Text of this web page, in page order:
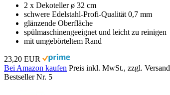
2 x Dekoteller ø 32 cm
schwere Edelstahl-Profi-Qualität 0,7 mm
glänzende Oberfläche
spülmaschinengeeignet und leicht zu reinigen
mit umgebörteltem Rand
23,20 EUR
Bei Amazon kaufen Preis inkl. MwSt., zzgl.
Bestseller Nr. 5